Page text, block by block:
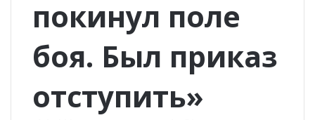
покинул поле
боя. Был приказ
отступить»